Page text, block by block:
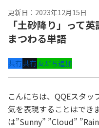
更新日：2023年12月15日
「土砂降り」って
まつわる単語
共有共有友だち追加
こんにちは、QQEスタ
気を表現することはでき
は”Sunny” ”Cloud”